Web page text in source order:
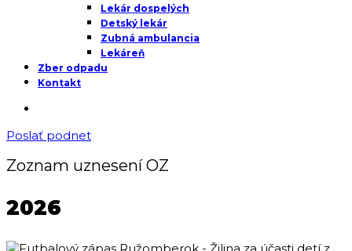
Lekár dospelých
Detský lekár
Zubná ambulancia
Lekáreň
Zber odpadu
Kontakt
Poslať podnet
Zoznam uznesení OZ
2026